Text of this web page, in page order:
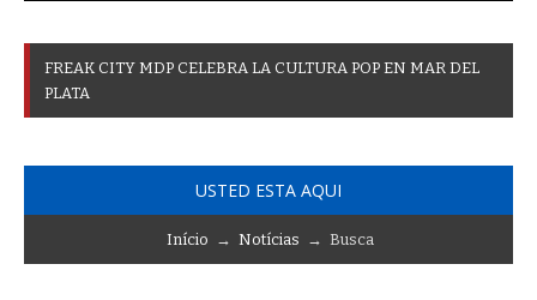
FREAK CITY MDP CELEBRA LA CULTURA POP EN MAR DEL
PLATA
USTED ESTA AQUI
Início → Notícias → Busca